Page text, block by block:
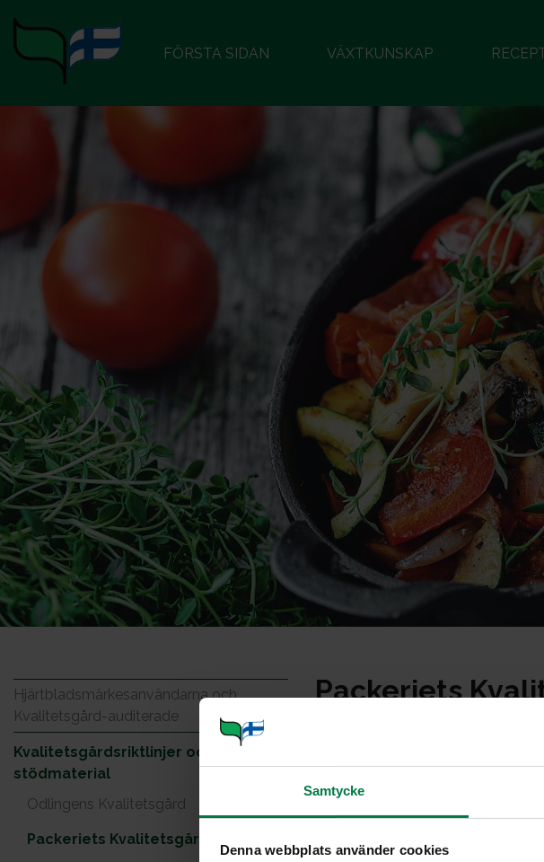
Samtycke
Denna webbplats använder cookies
FÖRSTA SIDAN VÄXTKUNSKAP
Hjärtbladsmärkesanvändarna och
Kvalitetsgård-auditerade
Kvalitetsgårdsriktlinjer och
stödmaterial
Odlingens Kvalitetsgård
Packeriets Kvalitetsgård
Packeriets